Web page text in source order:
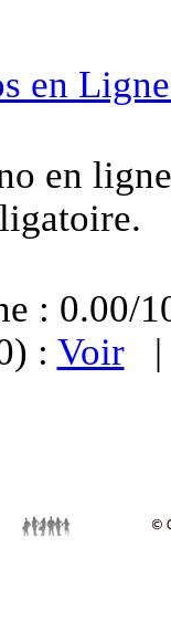
en
en
:
: Voir